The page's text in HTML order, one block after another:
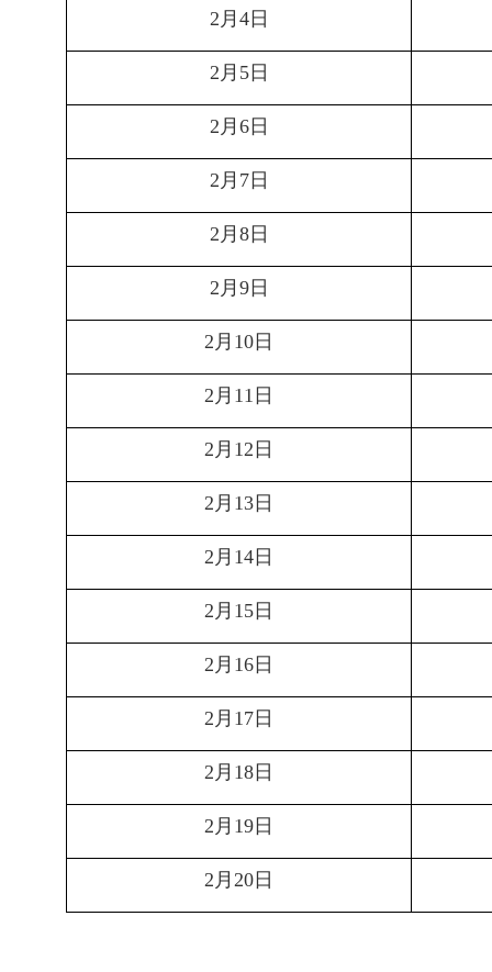
2 月 4日
2 月 5日
2 月 6日
2 月 7日
2 月 8日
2 月 9日
2 月 10日
2 月 11 日
2 月 12 日
2 月 13日
2 月 14日
2 月 15日
2 月 16日
2 月 17日
2 月 18日
2 月 19日
2 月 20日